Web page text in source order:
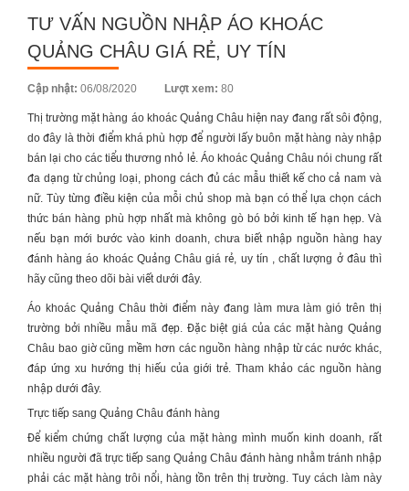
TƯ VẤN NGUỒN NHẬP ÁO KHOÁC
QUẢNG CHÂU GIÁ RẺ, UY TÍN
Cập nhật: Posted
06/08/2020 Lượt xem: 80
Thị trường mặt hàng áo khoác Quảng Châu hiện nay đang rất sôi động,
do đây là thời điểm khá phù hợp để người lấy buôn mặt hàng này nhập
bán lại cho các tiểu thương nhỏ lẻ. Áo khoác Quảng Châu nói chung rất
đa dạng từ chủng loại, phong cách đủ các mẫu thiết kế cho cả nam và
nữ. Tùy từng điều kiện của mỗi chủ shop mà bạn có thể lựa chọn cách
thức bán hàng phù hợp nhất mà không gò bó bởi kinh tế hạn hẹp. Và
nếu bạn mới bước vào kinh doanh, chưa biết nhập nguồn hàng hay
đánh hàngáo khoác Quảng Châu giá rẻ, uy tín , chất lượng ở đâu thì
hãy cũng theo dõi bài viết dưới đây.
Áo khoác Quảng Châu thời điểm này đang làm mưa làm gió trên thị
trường bởi nhiều mẫu mã đẹp. Đặc biệt giá của các mặt hàng Quảng
Châu bao giờ cũng mềm hơn các nguồn hàng nhập từ các nước khác,
đáp ứng xu hướng thị hiếu của giới trẻ. Tham khảo các nguồn hàng
nhập dưới đây.
Trực tiếp sang Quảng Châu đánh hàng
Để kiểm chứng chất lượng của mặt hàng mình muốn kinh doanh, rất
nhiều người đã trực tiếp sang Quảng Châu đánh hàng nhằm tránh nhập
phải các mặt hàng trôi nổi, hàng tồn trên thị trường. Tuy cách làm này